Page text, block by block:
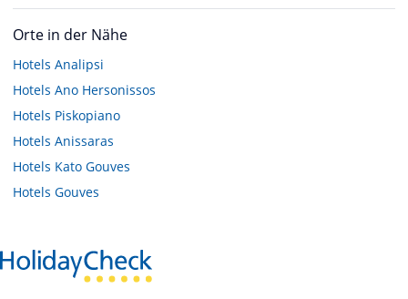
Orte in der Nähe
Hotels Analipsi
Hotels Ano Hersonissos
Hotels Piskopiano
Hotels Anissaras
Hotels Kato Gouves
Hotels Gouves